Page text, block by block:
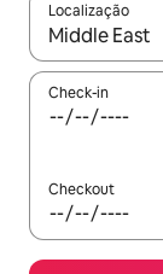
Localização
Quando os
Check-in
Checkout